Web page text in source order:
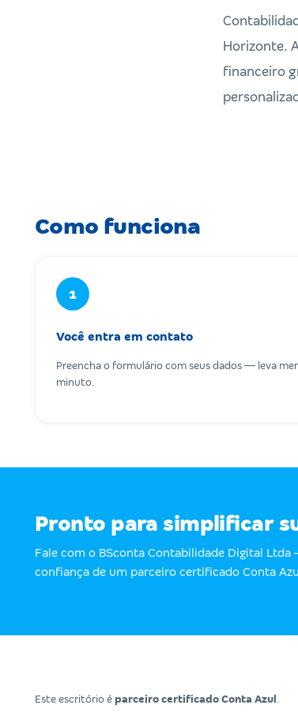
Horizonte.
financeiro
Como funciona
1
Você entra em contato
Preencha o formulário com seus dados — leva
minuto.
Pronto para simplificar
Fale com o BSconta Contabilidade Digital
confiança de um parceiro certificado Conta
Este escritório é parceiro certificado Conta Azul .